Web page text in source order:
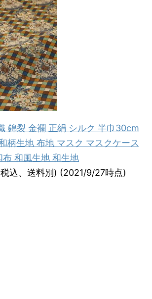
錦裂 金襴 正絹 シルク 半巾30cm
柄生地 布地 マスク マスクケース
布 和風生地 和生地
込、送料別) (2021/9/27時点)